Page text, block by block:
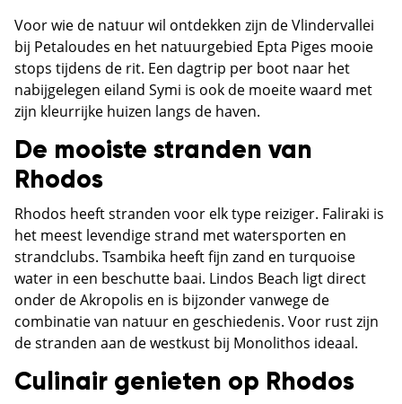
Voor wie de natuur wil ontdekken zijn de Vlindervallei
bij Petaloudes en het natuurgebied Epta Piges mooie
stops tijdens de rit. Een dagtrip per boot naar het
nabijgelegen eiland Symi is ook de moeite waard met
zijn kleurrijke huizen langs de haven.
De mooiste stranden van
Rhodos
Rhodos heeft stranden voor elk type reiziger. Faliraki is
het meest levendige strand met watersporten en
strandclubs. Tsambika heeft fijn zand en turquoise
water in een beschutte baai. Lindos Beach ligt direct
onder de Akropolis en is bijzonder vanwege de
combinatie van natuur en geschiedenis. Voor rust zijn
de stranden aan de westkust bij Monolithos ideaal.
Culinair genieten op Rhodos